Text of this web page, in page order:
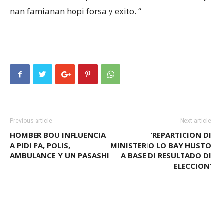
nan famianan hopi forsa y exito. “
Previous article
HOMBER BOU INFLUENCIA
A PIDI PA, POLIS,
AMBULANCE Y UN PASASHI
Next article
‘REPARTICION DI
MINISTERIO LO BAY HUSTO
A BASE DI RESULTADO DI
ELECCION’